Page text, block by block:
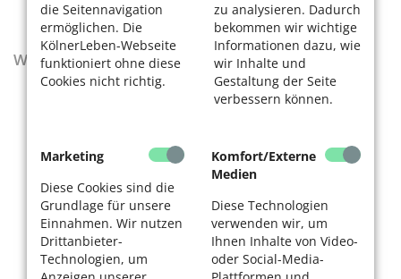
die Seitennavigation
ermöglichen. Die
KölnerLeben-Webseite
funktioniert ohne diese
Cookies nicht richtig.
zu analysieren. Dadurch
bekommen wir wichtige
Informationen dazu, wie
wir Inhalte und
Gestaltung der Seite
verbessern können.
Marketing
Diese Cookies sind die
Grundlage für unsere
Einnahmen. Wir nutzen
Drittanbieter-
Technologien, um
Komfort/Externe
Medien
Diese Technologien
verwenden wir, um
Ihnen Inhalte von Video-
oder Social-Media-
Wegweiser - Aktualisierte Ausgabe 2025–2027